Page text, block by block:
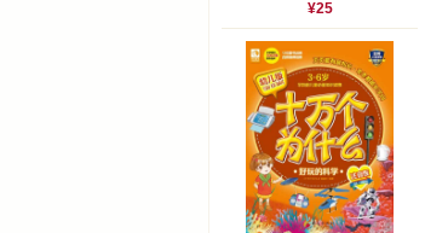
¥25